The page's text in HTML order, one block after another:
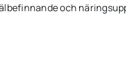
och